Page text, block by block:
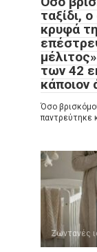
ταξίδι,
κρυφά
των 42
κάποιον
Όσο
παντρεύτηκε
Ζωντανές